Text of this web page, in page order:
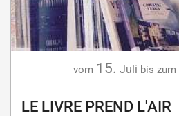
vom 15. Juli bis zum
LE LIVRE PREND L'AIR